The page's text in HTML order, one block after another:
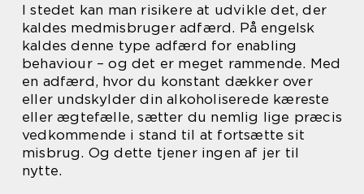
I stedet kan man risikere at udvikle det, der
kaldes medmisbruger adfærd. På engelsk
kaldes denne type adfærd for enabling
behaviour – og det er meget rammende. Med
en adfærd, hvor du konstant dækker over
eller undskylder din alkoholiserede kæreste
eller ægtefælle, sætter du nemlig lige præcis
vedkommende i stand til at fortsætte sit
misbrug. Og dette tjener ingen af jer til
nytte.